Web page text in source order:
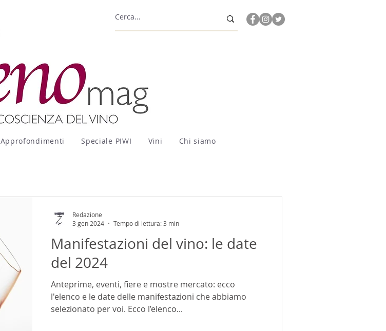
Approfondimenti Speciale PIWI Vini Chi siamo
Manifestazioni del vino: le date
del 2024
Anteprime, eventi, fiere e mostre mercato: ecco
l'elenco e le date delle manifestazioni che abbiamo
selezionato per voi. Ecco l’elenco...
Redazione
3 gen 2024
Tempo di lettura: 3 min